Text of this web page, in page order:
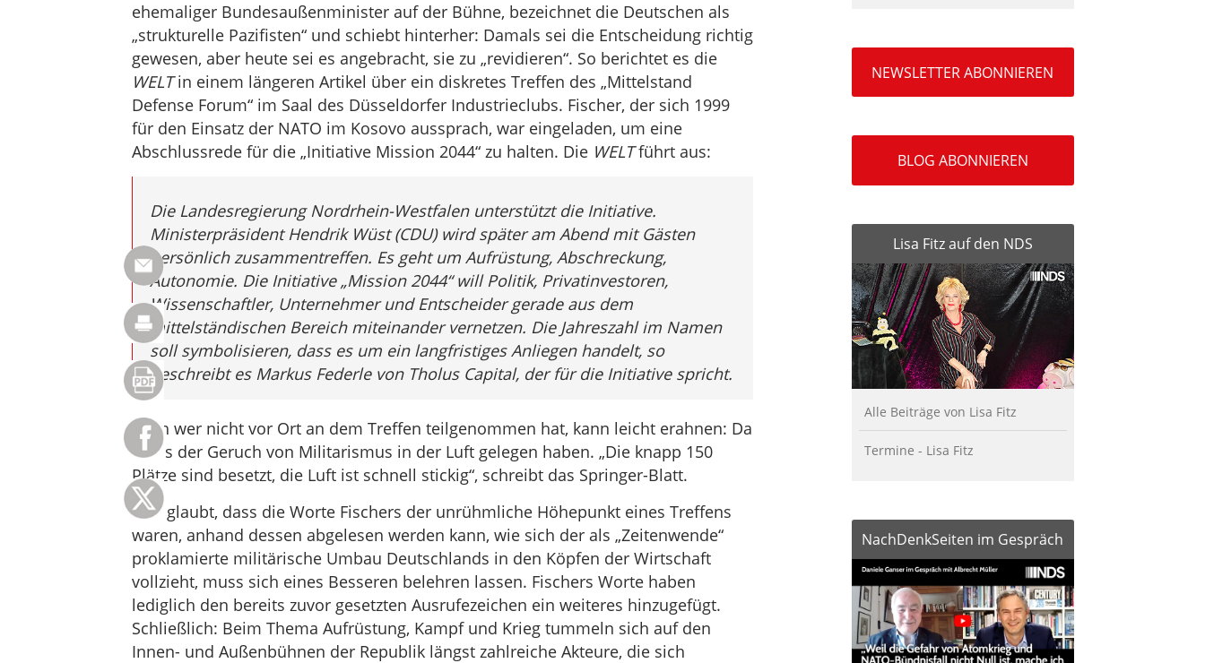
zu
regeln.
ehemaliger Bundesaußenminister auf der Bühne, bezeichnet die Deutschen als
„strukturelle Pazifisten“ und schiebt hinterher: Damals sei die Entscheidung richtig
gewesen, aber heute sei es angebracht, sie zu „revidieren“. So berichtet es die
WELTin einem längeren Artikel über ein diskretes Treffen des „Mittelstand
Defense Forum“ im Saal des Düsseldorfer Industrieclubs. Fischer, der sich 1999
für den Einsatz der NATO im Kosovo aussprach, war eingeladen, um eine
Abschlussrede für die „Initiative Mission 2044“ zu halten. Die WELTführt aus:
Die Landesregierung Nordrhein-Westfalen unterstützt die Initiative.
Ministerpräsident Hendrik Wüst (CDU) wird später am Abend mit Gästen
persönlich zusammentreffen. Es geht um Aufrüstung, Abschreckung,
Autonomie. Die Initiative „Mission 2044“ will Politik, Privatinvestoren,
Wissenschaftler, Unternehmer und Entscheider gerade aus dem
mittelständischen Bereich miteinander vernetzen. Die Jahreszahl im Namen
soll symbolisieren, dass es um ein langfristiges Anliegen handelt, so
beschreibt es Markus Federle von Tholus Capital, der für die Initiative spricht.
Auch wer nicht vor Ort an dem Treffen teilgenommen hat, kann leicht erahnen: Da
muss der Geruch von Militarismus in der Luft gelegen haben. „Die knapp 150
Plätze sind besetzt, die Luft ist schnell stickig“, schreibt das Springer-Blatt.
Wer glaubt, dass die Worte Fischers der unrühmliche Höhepunkt eines Treffens
waren, anhand dessen abgelesen werden kann, wie sich der als „Zeitenwende“
proklamierte militärische Umbau Deutschlands in den Köpfen der Wirtschaft
vollzieht, muss sich eines Besseren belehren lassen. Fischers Worte haben
lediglich den bereits zuvor gesetzten Ausrufezeichen ein weiteres hinzugefügt.
Schließlich: Beim Thema Aufrüstung, Kampf und Krieg tummeln sich auf den
Innen- und Außenbühnen der Republik längst zahlreiche Akteure, die sich
NEWSLETTER ABONNIEREN
BLOG ABONNIEREN
Lisa Fitz auf den NDS
Alle Beiträge von Lisa Fitz
Termine - Lisa Fitz
NachDenkSeiten im Gespräch